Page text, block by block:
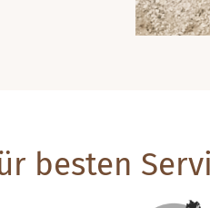
besten